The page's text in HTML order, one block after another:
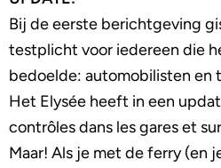
Bij de eerste berichtgeving
testplicht voor iedereen die
bedoelde: automobilisten en
Het Elysée heeft in een
contrôles dans les gares et
Maar! Als je met de ferry (en